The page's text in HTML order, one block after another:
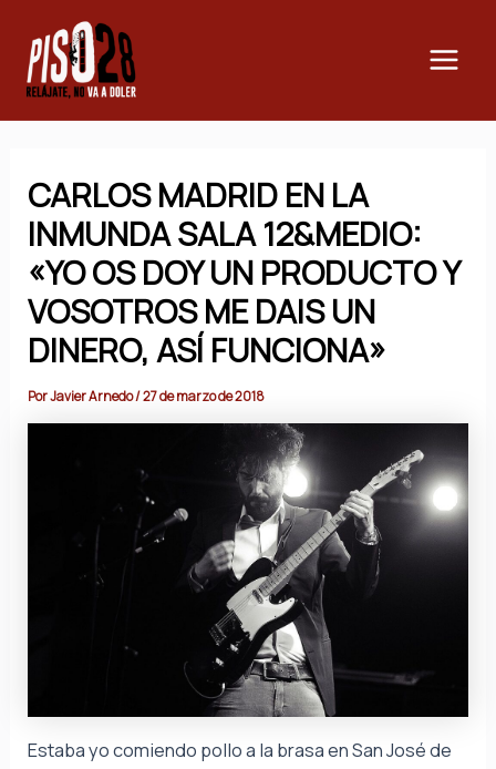
contenido
CARLOS MADRID EN LA
INMUNDA SALA 12&MEDIO:
«YO OS DOY UN PRODUCTO Y
VOSOTROS ME DAIS UN
DINERO, ASÍ FUNCIONA»
PorJavier Arnedo/27 de marzo de 2018
Estaba yo comiendo pollo a la brasa en San José de